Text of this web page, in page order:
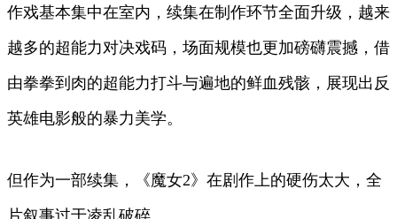
作戏基本集中在室内，续集在制作环节全面升级，越来
越多的超能力对决戏码，场面规模也更加磅礴震撼，借
由拳拳到肉的超能力打斗与遍地的鲜血残骸，展现出反
英雄电影般的暴力美学。
但作为一部续集，《魔女2》在剧作上的硬伤太大，全